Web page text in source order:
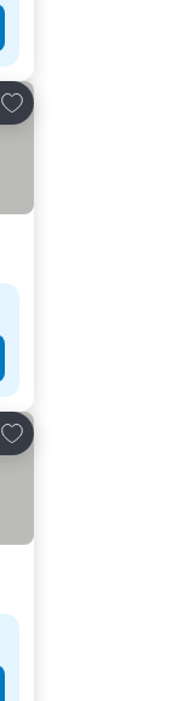
เพิ่มในรายการโปรด
เพิ่มในรายการโปรด